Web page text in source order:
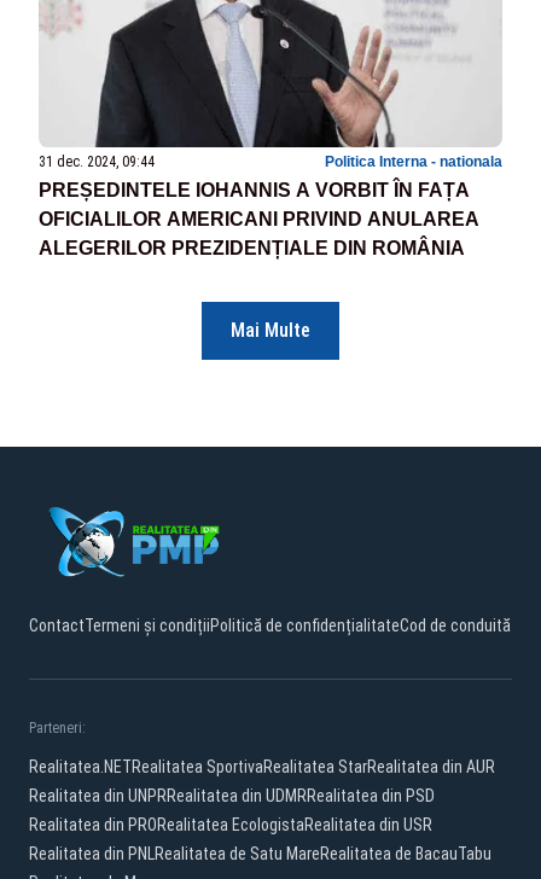
31 dec. 2024, 09:44 Politica Interna - nationala
PREȘEDINTELE IOHANNIS A VORBIT ÎN FAȚA
OFICIALILOR AMERICANI PRIVIND ANULAREA
ALEGERILOR PREZIDENȚIALE DIN ROMÂNIA
Mai Multe
ContactTermeni și condițiiPolitică de confidențialitateCod de conduită
Parteneri:
Realitatea.NETRealitatea SportivaRealitatea StarRealitatea din AUR
Realitatea din UNPRRealitatea din UDMRRealitatea din PSD
Realitatea din PRORealitatea EcologistaRealitatea din USR
Realitatea din PNLRealitatea de Satu MareRealitatea de BacauTabu